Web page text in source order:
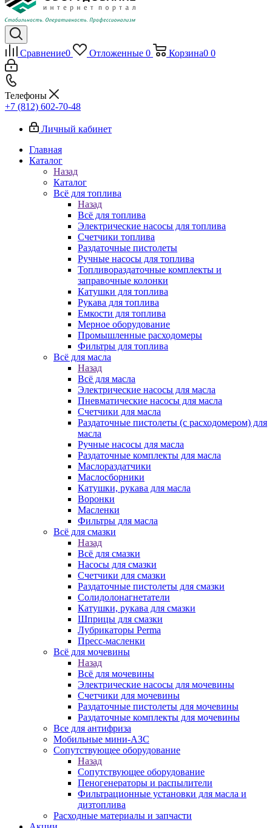
Сравнение0 Отложенные 0 Корзина0 0
Телефоны
+7 (812) 602-70-48
Личный кабинет
Главная
Каталог
Назад
Каталог
Всё для топлива
Назад
Всё для топлива
Электрические насосы для топлива
Счетчики топлива
Раздаточные пистолеты
Ручные насосы для топлива
Топливораздаточные комплекты и
заправочные колонки
Катушки для топлива
Рукава для топлива
Емкости для топлива
Мерное оборудование
Промышленные расходомеры
Фильтры для топлива
Всё для масла
Назад
Всё для масла
Электрические насосы для масла
Пневматические насосы для масла
Счетчики для масла
Раздаточные пистолеты (с расходомером) для
масла
Ручные насосы для масла
Раздаточные комплекты для масла
Маслораздатчики
Маслосборники
Катушки, рукава для масла
Воронки
Масленки
Фильтры для масла
Всё для смазки
Назад
Всё для смазки
Насосы для смазки
Счетчики для смазки
Раздаточные пистолеты для смазки
Солидолонагнетатели
Катушки, рукава для смазки
Шприцы для смазки
Лубрикаторы Perma
Пресс-масленки
Всё для мочевины
Назад
Всё для мочевины
Электрические насосы для мочевины
Счетчики для мочевины
Раздаточные пистолеты для мочевины
Раздаточные комплекты для мочевины
Все для антифриза
Мобильные мини-АЗС
Сопутствующее оборудование
Назад
Сопутствующее оборудование
Пеногенераторы и распылители
Фильтрационные установки для масла и
дизтоплива
Расходные материалы и запчасти